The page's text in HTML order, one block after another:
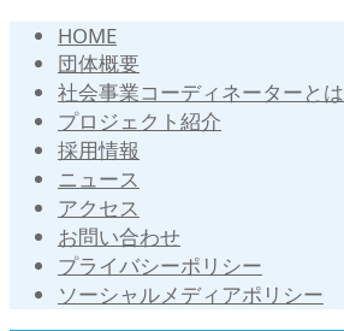
HOME
団体概要
社会事業コーディネーターとは
プロジェクト紹介
採用情報
ニュース
アクセス
お問い合わせ
プライバシーポリシー
ソーシャルメディアポリシー